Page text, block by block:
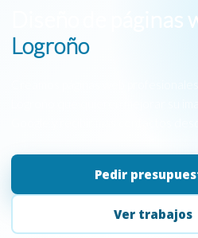
Diseño de páginas
Logroño
Creamos páginas web
Pedir
Ver trabajos